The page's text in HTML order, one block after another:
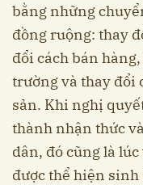
bằng những
đồng ruộng: thay
đổi cách bán
trường và thay đổi
sản. Khi nghị
thành nhận thức
dân, đó cũng là
được thể hiện